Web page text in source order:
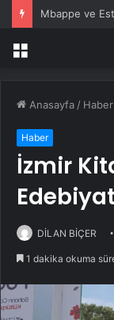
Menü
Anasayfa / Haber
Haber
İzmir
DİLAN BİÇER
1 dakika okuma